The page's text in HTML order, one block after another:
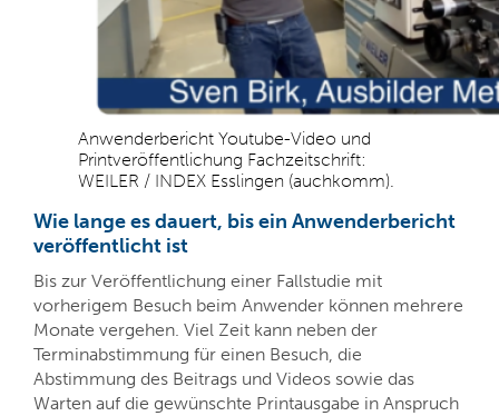
Anwenderbericht Youtube-Video und
Printveröffentlichung Fachzeitschrift:
WEILER / INDEX Esslingen (auchkomm).
Wie lange es dauert, bis ein Anwenderbericht
veröffentlicht ist
Bis zur Veröffentlichung einer Fallstudie mit
vorherigem Besuch beim Anwender können mehrere
Monate vergehen. Viel Zeit kann neben der
Terminabstimmung für einen Besuch, die
Abstimmung des Beitrags und Videos sowie das
Warten auf die gewünschte Printausgabe in Anspruch